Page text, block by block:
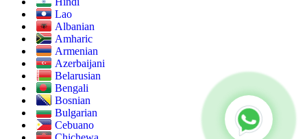
Lao
Albanian
Amharic
Armenian
Azerbaijani
Belarusian
Bengali
Bosnian
Bulgarian
Cebuano